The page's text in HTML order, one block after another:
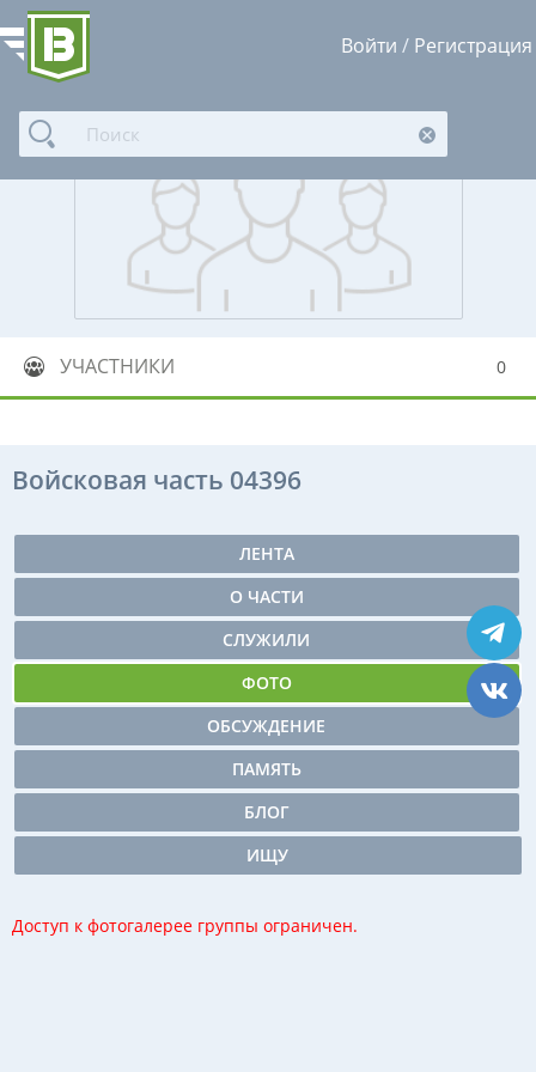
Войти / Регистрация
УЧАСТНИКИ 0
Войсковая часть 04396
ЛЕНТА
О ЧАСТИ
СЛУЖИЛИ
ФОТО
ОБСУЖДЕНИЕ
ПАМЯТЬ
БЛОГ
ИЩУ
Доступ к фотогалерее группы ограничен.